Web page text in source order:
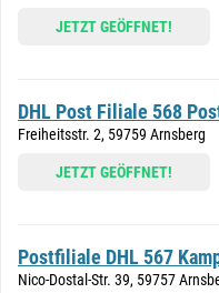
JETZT GEÖFFNET!
DHL Post Filiale 568
Freiheitsstr. 2, 59759 Arnsberg
JETZT GEÖFFNET!
Postfiliale DHL 567
Nico-Dostal-Str. 39, 59757